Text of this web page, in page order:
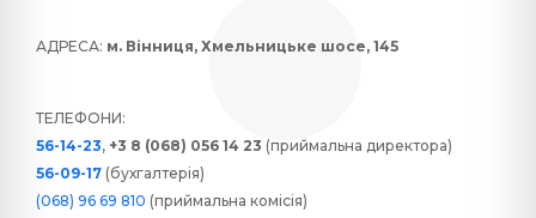
АДРЕСА: м. Вінниця, Хмельницьке шосе, 145
ТЕЛЕФОНИ:
56-14-23, +3 8 (068) 056 14 23 (приймальна директора)
56-09-17 (бухгалтерія)
(068) 96 69 810 (приймальна комісія)